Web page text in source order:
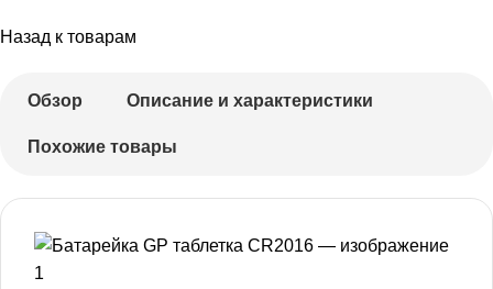
Назад к товарам
Обзор Описание и характеристики
Похожие товары